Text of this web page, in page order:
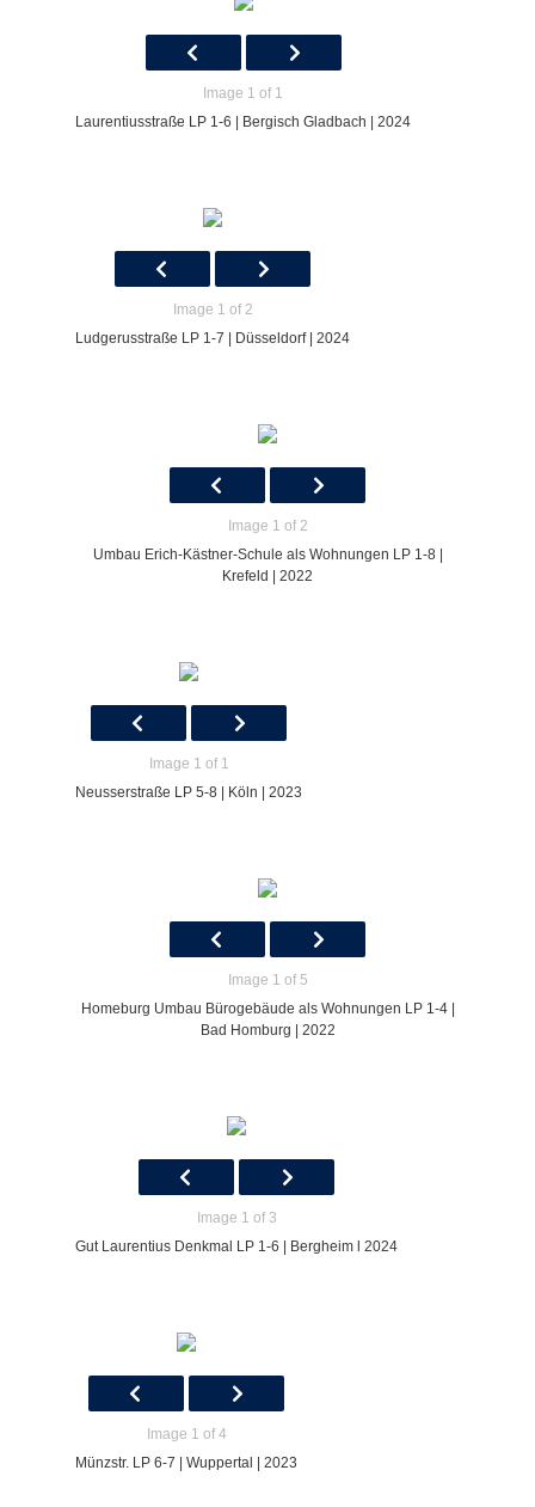
Image 1 of 1
Laurentiusstraße LP 1-6 | Bergisch Gladbach | 2024
Image 1 of 2
Ludgerusstraße LP 1-7 | Düsseldorf | 2024
Image 1 of 2
Umbau Erich-Kästner-Schule als Wohnungen LP 1-8 |
Krefeld | 2022
Image 1 of 1
Neusserstraße LP 5-8 | Köln | 2023
Image 1 of 5
Homeburg Umbau Bürogebäude als Wohnungen LP 1-4 |
Bad Homburg | 2022
Image 1 of 3
Gut Laurentius Denkmal LP 1-6 | Bergheim l 2024
Image 1 of 4
Münzstr. LP 6-7 | Wuppertal | 2023